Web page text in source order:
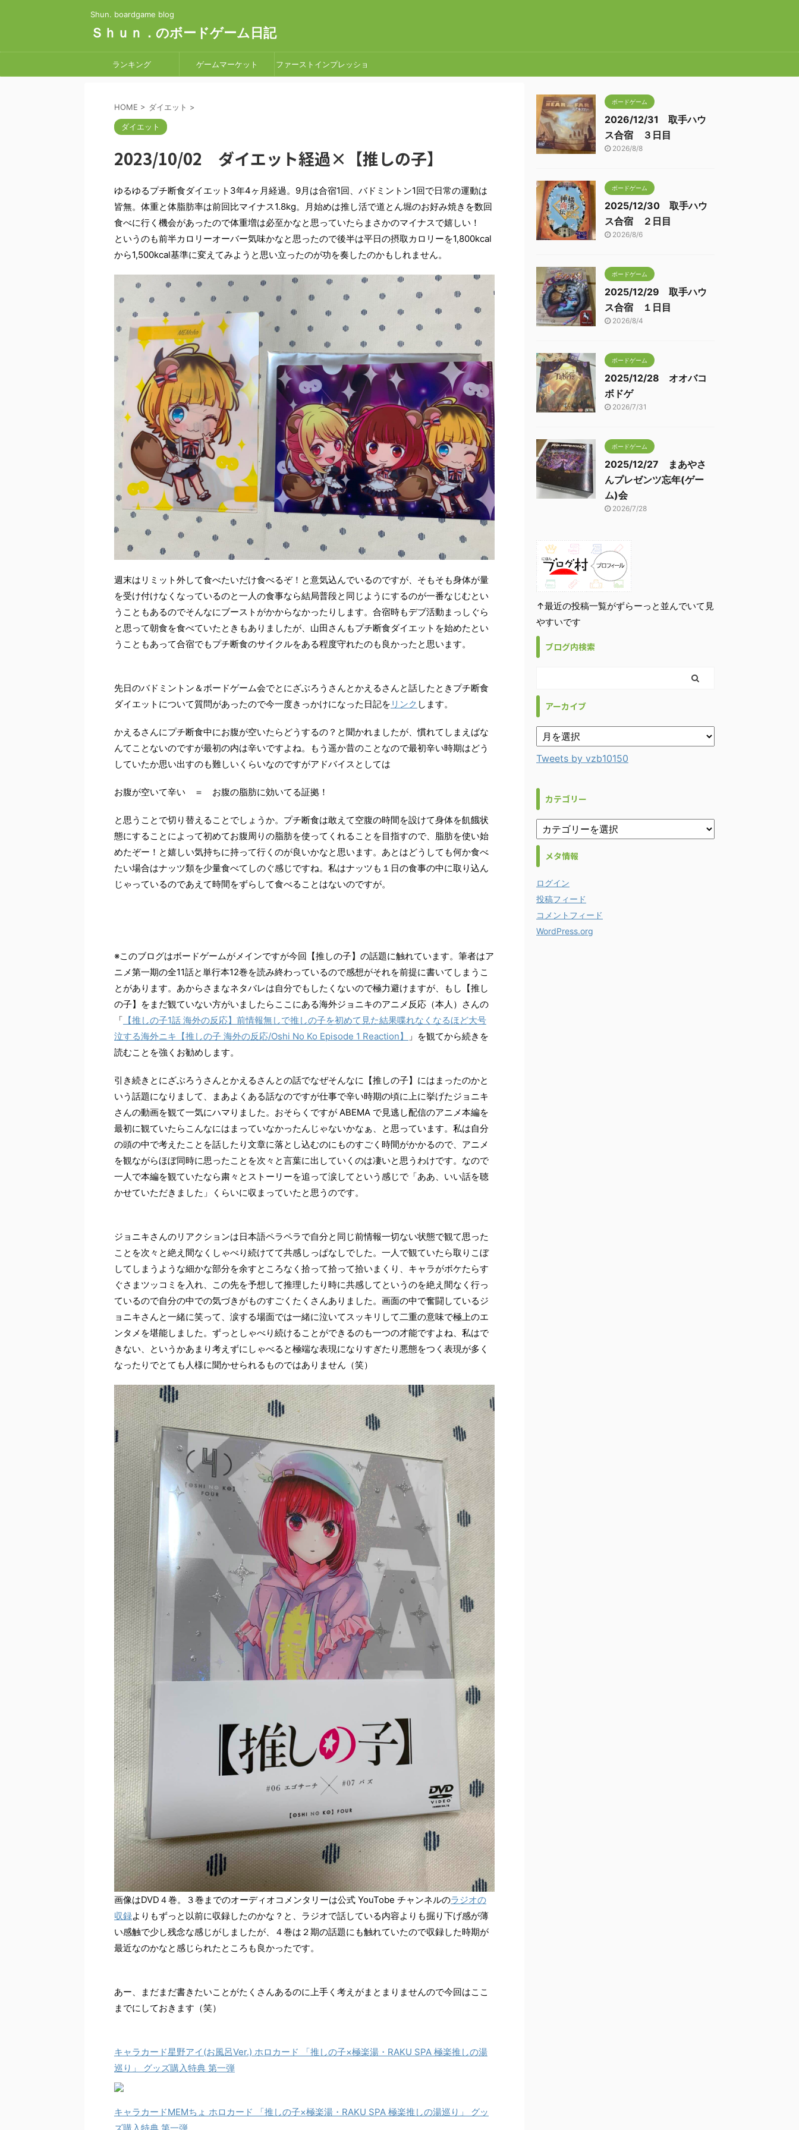
Shun. boardgame blog
Ｓｈｕｎ．のボードゲーム日記
ランキング ゲームマーケット ファーストインプレッショ
HOME > ダイエット >
ダイエット
2023/10/02 ダイエット経過×【推しの子】
ゆるゆるプチ断食ダイエット3年4ヶ月経過。9月は合宿1回、バドミントン1回で日常の運動は
皆無。体重と体脂肪率は前回比マイナス1.8kg。月始めは推し活で道とん堀のお好み焼きを数回
食べに行く機会があったので体重増は必至かなと思っていたらまさかのマイナスで嬉しい！
というのも前半カロリーオーバー気味かなと思ったので後半は平日の摂取カロリーを1,800kcal
から1,500kcal基準に変えてみようと思い立ったのが功を奏したのかもしれません。
週末はリミット外して食べたいだけ食べるぞ！と意気込んでいるのですが、そもそも身体が量
を受け付けなくなっているのと一人の食事なら結局普段と同じようにするのが一番なじむとい
うこともあるのでそんなにブーストがかからなかったりします。合宿時もデブ活動まっしぐら
と思って朝食を食べていたときもありましたが、山田さんもプチ断食ダイエットを始めたとい
うこともあって合宿でもプチ断食のサイクルをある程度守れたのも良かったと思います。
先日のバドミントン＆ボードゲーム会でとにざぶろうさんとかえるさんと話したときプチ断食
ダイエットについて質問があったので今一度きっかけになった日記を リンク します。
かえるさんにプチ断食中にお腹が空いたらどうするの？と聞かれましたが、慣れてしまえばな
んてことないのですが最初の内は辛いですよね。もう遥か昔のことなので最初辛い時期はどう
していたか思い出すのも難しいくらいなのですがアドバイスとしては
お腹が空いて辛い ＝ お腹の脂肪に効いてる証拠！
と思うことで切り替えることでしょうか。プチ断食は敢えて空腹の時間を設けて身体を飢餓状
態にすることによって初めてお腹周りの脂肪を使ってくれることを目指すので、脂肪を使い始
めたぞー！と嬉しい気持ちに持って行くのが良いかなと思います。あとはどうしても何か食べ
たい場合はナッツ類を少量食べてしのぐ感じですね。私はナッツも１日の食事の中に取り込ん
じゃっているのであえて時間をずらして食べることはないのですが。
※このブログはボードゲームがメインですが今回【推しの子】の話題に触れています。筆者はア
ニメ第一期の全11話と単行本12巻を読み終わっているので感想がそれを前提に書いてしまうこ
とがあります。あからさまなネタバレは自分でもしたくないので極力避けますが、もし【推し
の子】をまだ観ていない方がいましたらここにある海外ジョニキのアニメ反応（本人）さんの
「 【推しの子1話 海外の反応】前情報無しで推しの子を初めて見た結果喋れなくなるほど大号
泣する海外ニキ【推しの子 海外の反応/Oshi No Ko Episode 1 Reaction】
」を観てから続きを
読むことを強くお勧めします。
引き続きとにざぶろうさんとかえるさんとの話でなぜそんなに【推しの子】にはまったのかと
いう話題になりまして、まあよくある話なのですが仕事で辛い時期の頃に上に挙げたジョニキ
さんの動画を観て一気にハマりました。おそらくですが ABEMA で見逃し配信のアニメ本編を
最初に観ていたらこんなにはまっていなかったんじゃないかなぁ、と思っています。私は自分
の頭の中で考えたことを話したり文章に落とし込むのにものすごく時間がかかるので、アニメ
を観ながらほぼ同時に思ったことを次々と言葉に出していくのは凄いと思うわけです。なので
一人で本編を観ていたなら粛々とストーリーを追って涙してという感じで「ああ、いい話を聴
かせていただきました」くらいに収まっていたと思うのです。
ジョニキさんのリアクションは日本語ペラペラで自分と同じ前情報一切ない状態で観て思った
ことを次々と絶え間なくしゃべり続けてて共感しっぱなしでした。一人で観ていたら取りこぼ
してしまうような細かな部分を余すところなく拾って拾って拾いまくり、キャラがボケたらす
ぐさまツッコミを入れ、この先を予想して推理したり時に共感してというのを絶え間なく行っ
ているので自分の中での気づきがものすごくたくさんありました。画面の中で奮闘しているジ
ョニキさんと一緒に笑って、涙する場面では一緒に泣いてスッキリして二重の意味で極上のエ
ンタメを堪能しました。ずっとしゃべり続けることができるのも一つの才能ですよね、私はで
きない、というかあまり考えずにしゃべると極端な表現になりすぎたり悪態をつく表現が多く
なったりでとても人様に聞かせられるものではありません（笑）
画像はDVD４巻。３巻までのオーディオコメンタリーは公式 YouTobe チャンネルのラジオの
収録よりもずっと以前に収録したのかな？と、ラジオで話している内容よりも掘り下げ感が薄
い感触で少し残念な感じがしましたが、４巻は２期の話題にも触れていたので収録した時期が
最近なのかなと感じられたところも良かったです。
あー、まだまだ書きたいことがたくさんあるのに上手く考えがまとまりませんので今回はここ
までにしておきます（笑）
キャラカード星野アイ(お風呂Ver.) ホロカード 「推しの子×極楽湯・RAKU SPA 極楽推しの湯
巡り」 グッズ購入特典 第一弾
キャラカードMEMちょ ホロカード 「推しの子×極楽湯・RAKU SPA 極楽推しの湯巡り」 グッ
ボードゲーム
2026/12/31 取手ハウ
ス合宿 ３日目
2026/8/8
ボードゲーム
2025/12/30 取手ハウ
ス合宿 ２日目
2026/8/6
ボードゲーム
2025/12/29 取手ハウ
ス合宿 １日目
2026/8/4
ボードゲーム
2025/12/28 オオバコ
ボドゲ
2026/7/31
ボードゲーム
2025/12/27 まあやさ
んプレゼンツ忘年(ゲー
ム)会
2026/7/28
↑最近の投稿一覧がずらーっと並んでいて見
やすいです
ブログ内検索
アーカイブ
Tweets by vzb10150
カテゴリー
メタ情報
ログイン
投稿フィード
コメントフィード
WordPress.org